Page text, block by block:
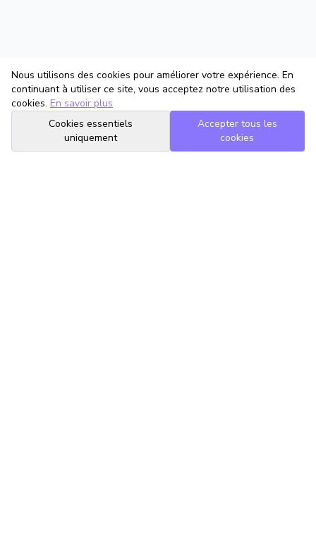
Nous utilisons des cookies pour améliorer votre expérience. En
continuant à utiliser ce site, vous acceptez notre utilisation des
cookies. En savoir plus
Cookies essentiels
uniquement
Accepter tous les
cookies